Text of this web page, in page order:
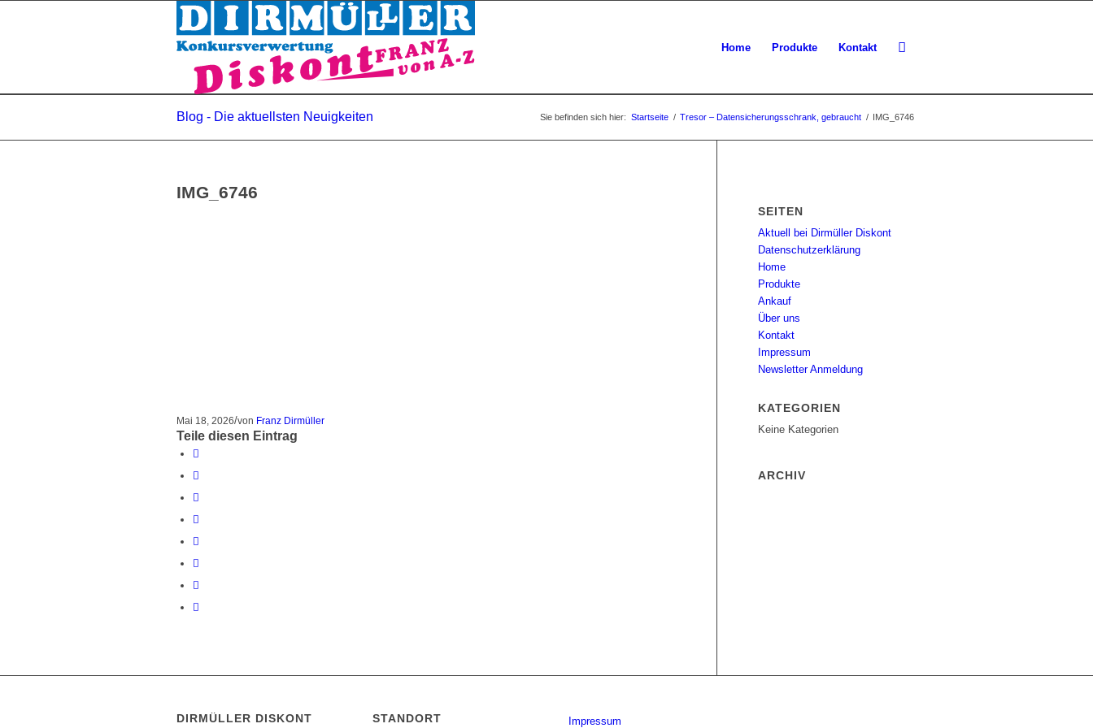
Home Produkte Kontakt
Blog - Die aktuellsten Neuigkeiten Sie befinden sich hier: Startseite / Tresor – Datensicherungsschrank, gebraucht / IMG_6746
IMG_6746
Mai 18, 2026/von Franz Dirmüller
Teile diesen Eintrag
SEITEN
Aktuell bei Dirmüller Diskont
Datenschutzerklärung
Home
Produkte
Ankauf
Über uns
Kontakt
Impressum
Newsletter Anmeldung
KATEGORIEN
Keine Kategorien
ARCHIV
DIRMÜLLER DISKONT STANDORT Impressum